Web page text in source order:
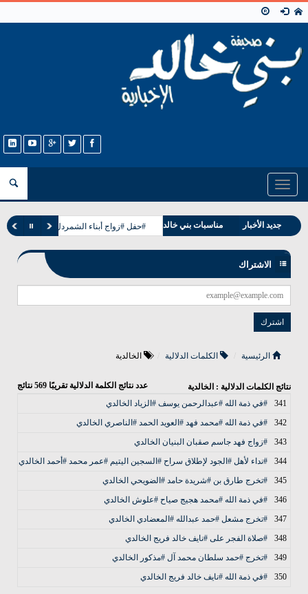
Toggle
navigation
جديد الأخبار
وفيات بني خالد
مناسبات بني خالد #حفل #زواج أبناء الشمردل من بني خالد
الاشتراك
الرئيسية الكلمات الدلالية الخالدية
نتائج الكلمات الدلالية : الخالدية عدد نتائج الكلمة الدلالية تقريبًا 569 نتائج
341
#في ذمة الله #عبدالرحمن يوسف #الزياد الخالدي
342
#في ذمة الله #محمد فهد #العويد الحمد #الناصري الخالدي
343
#زواج فهد جاسم صقبان البنيان الخالدي
344
#نداء لأهل #الجود لإطلاق سراح #السجين اليتيم #عمر محمد #أحمد الخالدي
345
#تخرج طارق بن #شريدة حامد #الضويحي الخالدي
346
#في ذمة الله #محمد هجيج صياح #علوش الخالدي
347
#تخرج مشعل #حمد عبدالله #المعضادي الخالدي
348
#صلاة الفجر على #نايف خالد فريج الخالدي
349
#تخرج #حمد سلطان محمد آل #مذكور الخالدي
350
#في ذمة الله #نايف خالد فريج الخالدي